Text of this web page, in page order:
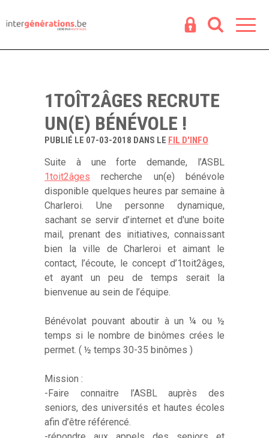
1TOÎT2ÂGES RECRUTE
UN(E) BÉNÉVOLE !
PUBLIÉ LE 07-03-2018 DANS LE FIL D'INFO
Suite à une forte demande, l’ASBL
1toit2âges recherche un(e) bénévole
disponible quelques heures par semaine à
Charleroi. Une personne dynamique,
sachant se servir d’internet et d'une boite
mail, prenant des initiatives, connaissant
bien la ville de Charleroi et aimant le
contact, l’écoute, le concept d’1toit2âges,
et ayant un peu de temps serait la
bienvenue au sein de l’équipe.
Bénévolat pouvant aboutir à un ¼ ou ½
temps si le nombre de binômes crées le
permet. ( ½ temps 30-35 binômes )
Mission :
-Faire connaitre l’ASBL auprès des
seniors, des universités et hautes écoles
afin d’être référencé.